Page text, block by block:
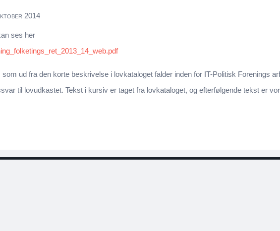
2014
ses her
ud fra den korte beskrivelse i lovkataloget falder inden for IT-Politisk Forenings
til lovudkastet. Tekst i kursiv er taget fra lovkataloget, og efterfølgende tekst er